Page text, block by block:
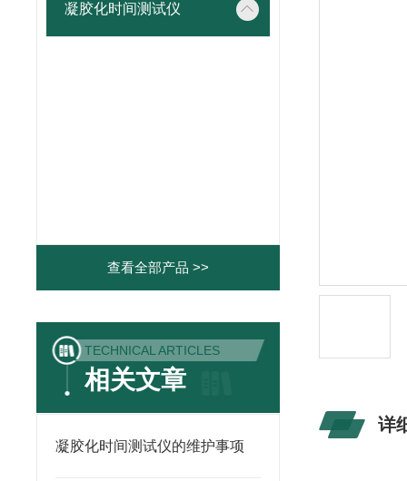
凝胶化时间测试仪
查看全部产品 >>
TECHNICAL ARTICLES
相关文章
凝胶化时间测试仪的维护事项
详